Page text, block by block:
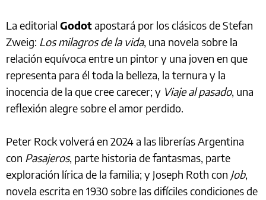
La editorial Godotapostará por los clásicos de Stefan
Zweig: Los milagros de la vida, una novela sobre la
relación equívoca entre un pintor y una joven en que
representa para él toda la belleza, la ternura y la
inocencia de la que cree carecer; y Viaje al pasado, una
reflexión alegre sobre el amor perdido.
Peter Rock volverá en 2024 a las librerías Argentina
con Pasajeros, parte historia de fantasmas, parte
exploración lírica de la familia; y Joseph Roth con Job,
novela escrita en 1930 sobre las difíciles condiciones de